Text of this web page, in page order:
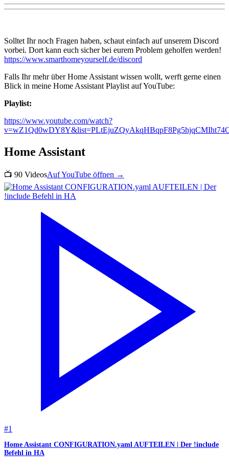
Solltet Ihr noch Fragen haben, schaut einfach auf unserem Discord
vorbei. Dort kann euch sicher bei eurem Problem geholfen werden!
https://www.smarthomeyourself.de/discord
Falls Ihr mehr über Home Assistant wissen wollt, werft gerne einen
Blick in meine Home Assistant Playlist auf YouTube:
Playlist:
https://www.youtube.com/watch?
Home Assistant
📺 90 VideosAuf YouTube öffnen →
#1
Home Assistant CONFIGURATION.yaml AUFTEILEN | Der !include
Befehl in HA